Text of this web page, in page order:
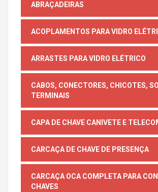
ABRAÇADEIRAS
ACOPLAMENTOS PARA VIDRO
ARRASTES PARA VIDRO ELÉTRICO
CABOS, CONECTORES, CHICOTES,
TERMINAIS
CAPA DE CHAVE CANIVETE E
CARCAÇA DE CHAVE DE PRESENÇA
CARCAÇA OCA COMPLETA PARA
CHAVES